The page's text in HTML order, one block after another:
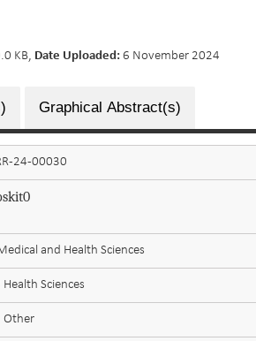
KB, Date Uploaded: 6 November 2024
Graphical Abstract(s)
24-00030
and Health Sciences
Health Sciences
Other